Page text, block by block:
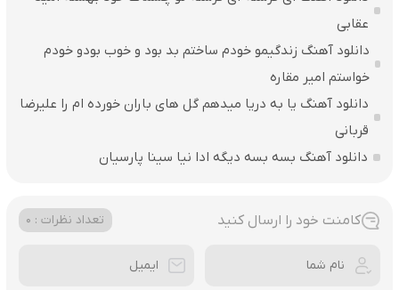
عقابی
دانلود آهنگ زندگیمو خودم ساختم بد بود و خوب بودو خودم
خواستم امیر مقاره
دانلود آهنگ یا به دریا میدهم گل های باران‌ خورده ام را علیرضا
قربانی
دانلود آهنگ بسه بسه دیگه ادا نیا سینا پارسیان
کامنت خود را ارسال کنید تعداد نظرات : 0